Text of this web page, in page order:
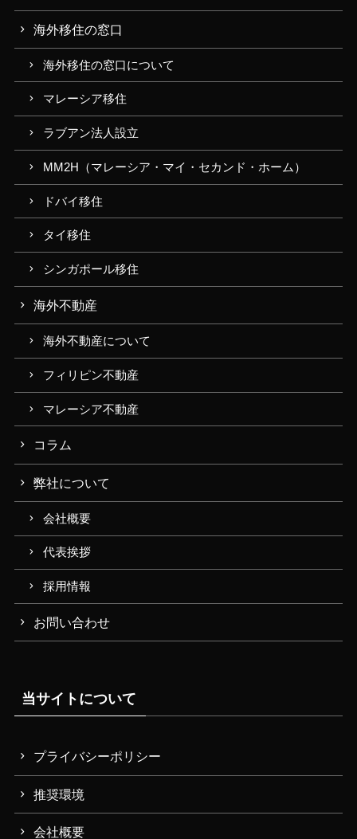
海外移住の窓口
海外移住の窓口について
マレーシア移住
ラブアン法人設立
MM2H（マレーシア・マイ・セカンド・ホーム）
ドバイ移住
タイ移住
シンガポール移住
海外不動産
海外不動産について
フィリピン不動産
マレーシア不動産
コラム
弊社について
会社概要
代表挨拶
採用情報
お問い合わせ
当サイトについて
プライバシーポリシー
推奨環境
会社概要